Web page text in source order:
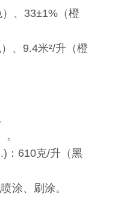
、33±1%（橙
、9.4米²/升（橙
：610克/升（黑
涂、刷涂。